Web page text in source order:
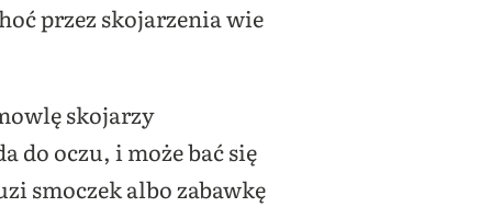
przez skojarzenia wie
skojarzy
do oczu, i może bać się
smoczek albo zabawkę